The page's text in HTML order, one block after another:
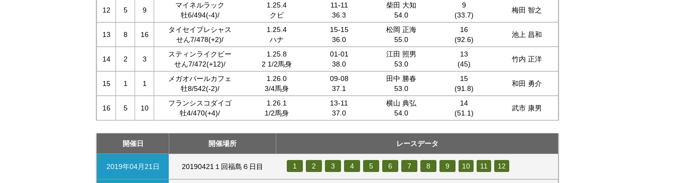
12 5 9
マイネルラック
牡6/494(-4)/
1.25.4
クビ
11-11
36.3
柴田 大知
54.0
9
(33.7)
梅田 智之
13 8 16
タイセイプレシャス
せん7/478(+2)/
1.25.4
ハナ
15-15
36.0
松岡 正海
55.0
16
(92.6)
池上 昌和
14 2 3
スティンライクビー
せん7/472(+12)/
1.25.8
2 1/2馬身
01-01
38.0
江田 照男
53.0
13
(45)
竹内 正洋
15 1 1
メガオパールカフェ
牡8/542(-2)/
1.26.0
3/4馬身
09-08
37.1
田中 勝春
53.0
15
(91.8)
和田 勇介
16 5 10
フランシスコダイゴ
牡4/470(+4)/
1.26.1
1/2馬身
13-11
37.0
横山 典弘
54.0
14
(51.1)
武市 康男
開催日 開催場所 レースデータ
2019年04月21日 20190421１回福島６日目 1 2 3 4 5 6 7 8 9 10 11 12